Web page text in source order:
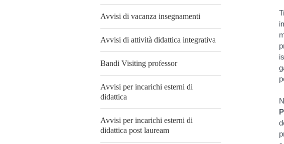
Avvisi di vacanza insegnamenti
Avvisi di attività didattica integrativa
Bandi Visiting professor
Avvisi per incarichi esterni di
didattica
Avvisi per incarichi esterni di
didattica post lauream